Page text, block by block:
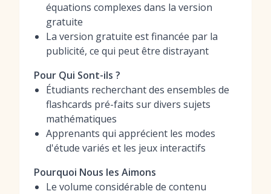
équations complexes dans la version
gratuite
La version gratuite est financée par la
publicité, ce qui peut être distrayant
Pour Qui Sont-ils ?
Étudiants recherchant des ensembles de
flashcards pré-faits sur divers sujets
mathématiques
Apprenants qui apprécient les modes
d'étude variés et les jeux interactifs
Pourquoi Nous les Aimons
Le volume considérable de contenu